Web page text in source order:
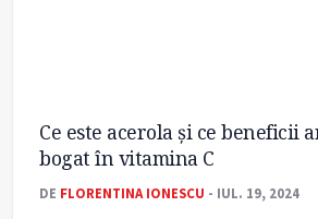
Ce este acerola și ce beneficii
bogat în vitamina C
DE FLORENTINA IONESCU - IUL. 19, 2024